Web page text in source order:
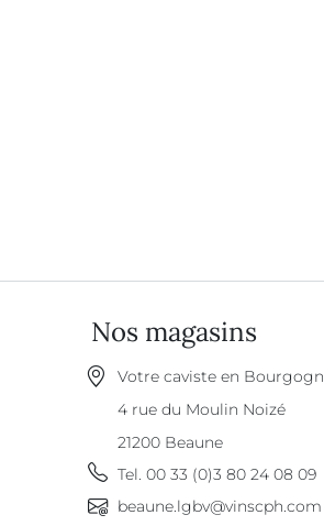
Nos magasins
Votre caviste en
4 rue du Moulin Noizé
21200 Beaune
Tel. 00 33 (0)3 80 24 08 09
beaune.lgbv@vinscph.com